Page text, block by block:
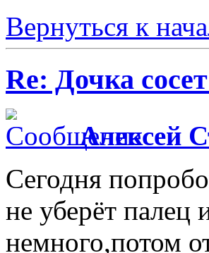
Вернуться к
Re: Дочка
Алексей
Сегодня
не уберёт палец
немного,потом